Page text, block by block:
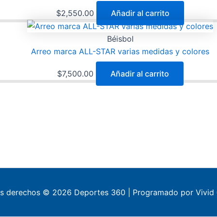
$2,550.00 Añadir al carrito
Béisbol
Arreo marca ALL-STAR varias medidas y colores
$7,500.00 Añadir al carrito
derechos © 2026 Deportes 360 | Programado por Vivid